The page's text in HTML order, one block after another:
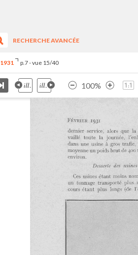
RECHERCHE AVANCÉE
p.7 - vue 15/40
100%